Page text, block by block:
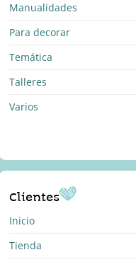
Manualidades
Para decorar
Temática
Talleres
Varios
Clientes
Inicio
Tienda